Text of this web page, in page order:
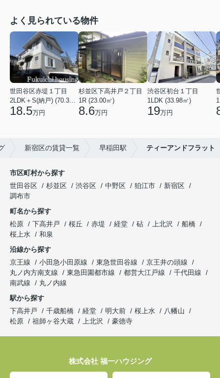
よく見られている物件
世田谷区赤堤１丁目
2LDK＋S(納戸) (70.38㎡)
18.5万円
杉並区下高井戸２丁目
1R (23.00㎡)
8.6万円
渋谷区初台１丁目
1LDK (33.98㎡)
19万円
新宿区の賃貸一覧 早稲田駅 ティーアンドフラット
市区町村から探す
世田谷区
杉並区 渋谷区 中野区 狛江市
新宿区
調布市
町名から探す
松原
下高井戸 桜丘 赤堤 経堂 砧 上北沢
船橋
桜上水
和泉
沿線から探す
京王線
小田急小田原線 東急世田谷線
京王井の頭線
丸ノ内方南支線
東急田園都市線 都営大江戸線
千代田線
南武線
丸ノ内線
駅から探す
下高井戸
千歳船橋 経堂 明大前 桜上水
八幡山
松原
祖師ヶ谷大蔵 上北沢 豪徳寺
株式会社 福一ハウジング